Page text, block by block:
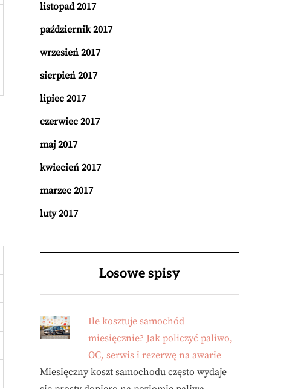
listopad 2017
październik 2017
wrzesień 2017
sierpień 2017
lipiec 2017
czerwiec 2017
maj 2017
kwiecień 2017
marzec 2017
luty 2017
Losowe spisy
Ile kosztuje samochód
miesięcznie? Jak policzyć paliwo,
OC, serwis i rezerwę na awarie
Miesięczny koszt samochodu często wydaje